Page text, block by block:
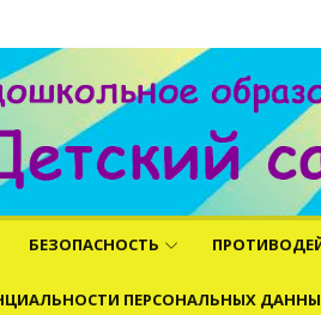
БЕЗОПАСНОСТЬ
ПЕРСОНАЛЬНЫХ